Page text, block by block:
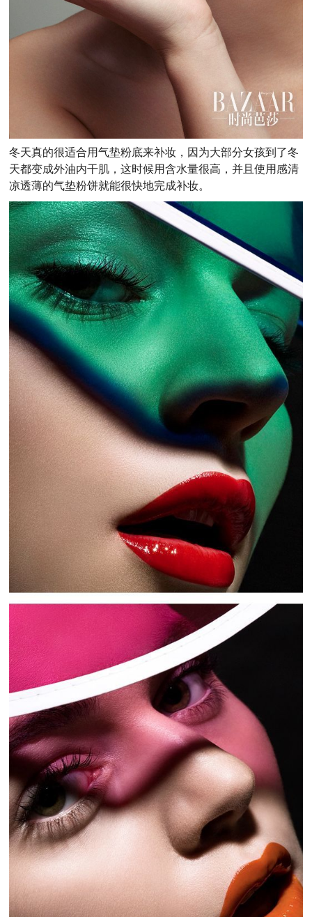
冬天真的很适合用气垫粉底来补妆，因为大部分女孩到了冬
天都变成外油内干肌，这时候用含水量很高，并且使用感清
凉透薄的气垫粉饼就能很快地完成补妆。